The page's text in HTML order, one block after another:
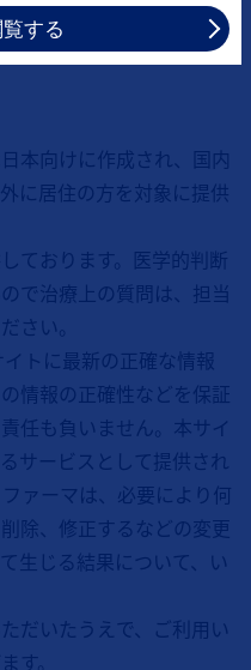
本向けに作成され、国内
に居住の方を対象に提供
ております。医学的判断
で治療上の質問は、担当
さい。
トに最新の正確な情報
情報の正確性などを保証
任も負いません。本サイ
サービスとして提供され
ァーマは、必要により何
除、修正するなどの変更
生じる結果について、い
だいたうえで、ご利用い
す。
する